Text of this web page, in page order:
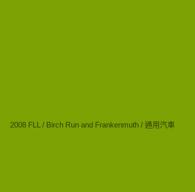
2008 FLL / Birch Run and Frankenmuth / 通用汽車